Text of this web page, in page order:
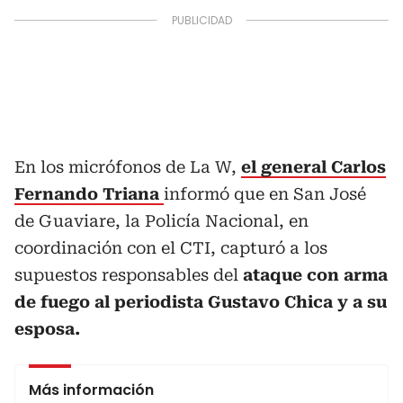
En los micrófonos de La W, el general Carlos
Fernando Triana informó que en San José
de Guaviare, la Policía Nacional, en
coordinación con el CTI, capturó a los
supuestos responsables del ataque con arma
de fuego al periodista Gustavo Chica y a su
esposa.
Más información